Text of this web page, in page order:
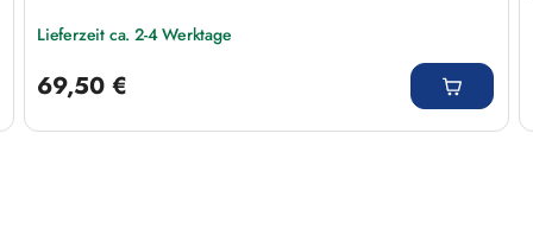
Lieferzeit ca. 2-4 Werktage
69,50 €